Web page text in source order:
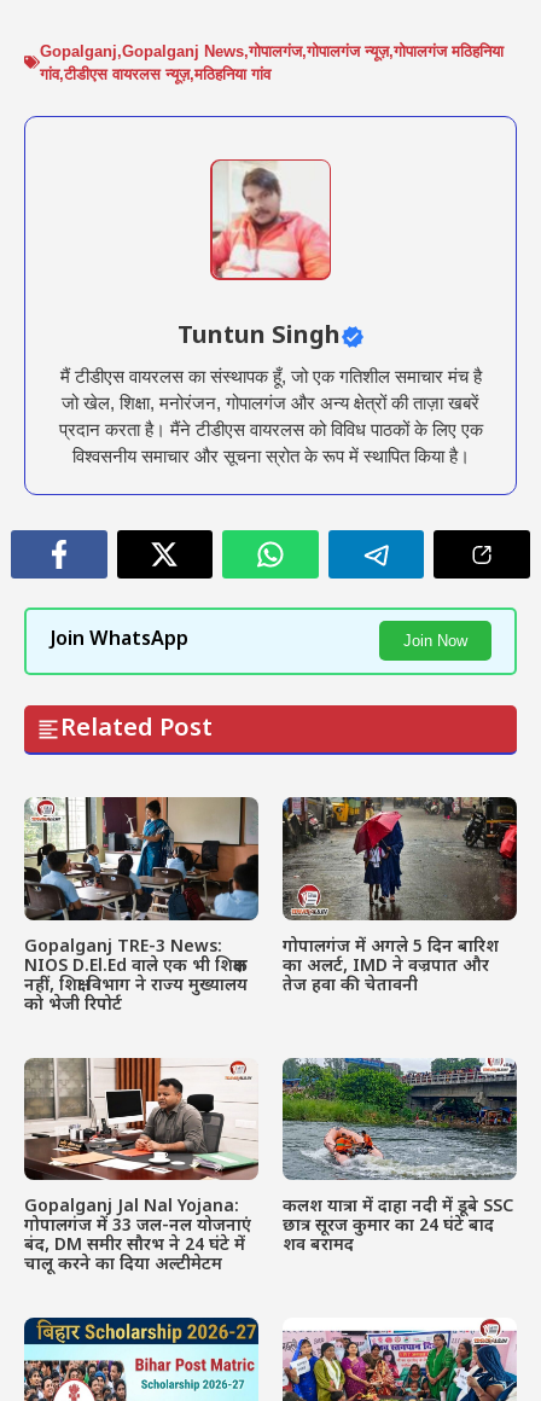
Gopalganj,Gopalganj News,गोपालगंज,गोपालगंज न्यूज़,गोपालगंज मठिहनिया
गांव,टीडीएस वायरलस न्यूज़,मठिहनिया गांव
Tuntun Singh
मैं टीडीएस वायरलस का संस्थापक हूँ, जो एक गतिशील समाचार मंच है
जो खेल, शिक्षा, मनोरंजन, गोपालगंज और अन्य क्षेत्रों की ताज़ा खबरें
प्रदान करता है। मैंने टीडीएस वायरलस को विविध पाठकों के लिए एक
विश्वसनीय समाचार और सूचना स्रोत के रूप में स्थापित किया है।
Join WhatsApp Join Now
Related Post
Gopalganj TRE-3 News:
NIOS D.El.Ed वाले एक भी शिक्षक
नहीं, शिक्षा विभाग ने राज्य मुख्यालय
को भेजी रिपोर्ट
गोपालगंज में अगले 5 दिन बारिश
का अलर्ट, IMD ने वज्रपात और
तेज हवा की चेतावनी
Gopalganj Jal Nal Yojana:
गोपालगंज में 33 जल-नल योजनाएं
बंद, DM समीर सौरभ ने 24 घंटे में
चालू करने का दिया अल्टीमेटम
कलश यात्रा में दाहा नदी में डूबे SSC
छात्र सूरज कुमार का 24 घंटे बाद
शव बरामद